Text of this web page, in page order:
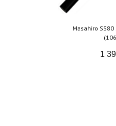
Masahiro
1